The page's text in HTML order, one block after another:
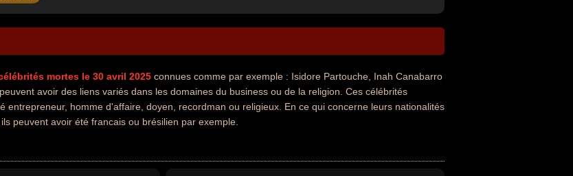
mortes le 30 avril 2025 connues comme par exemple : Isidore Partouche, Inah Canabarro
avoir des liens variés dans les domaines du business ou de la religion. Ces célébrités
entrepreneur, homme d'affaire, doyen, recordman ou religieux. En ce qui concerne leurs nationalités
peuvent avoir été francais ou brésilien par exemple.